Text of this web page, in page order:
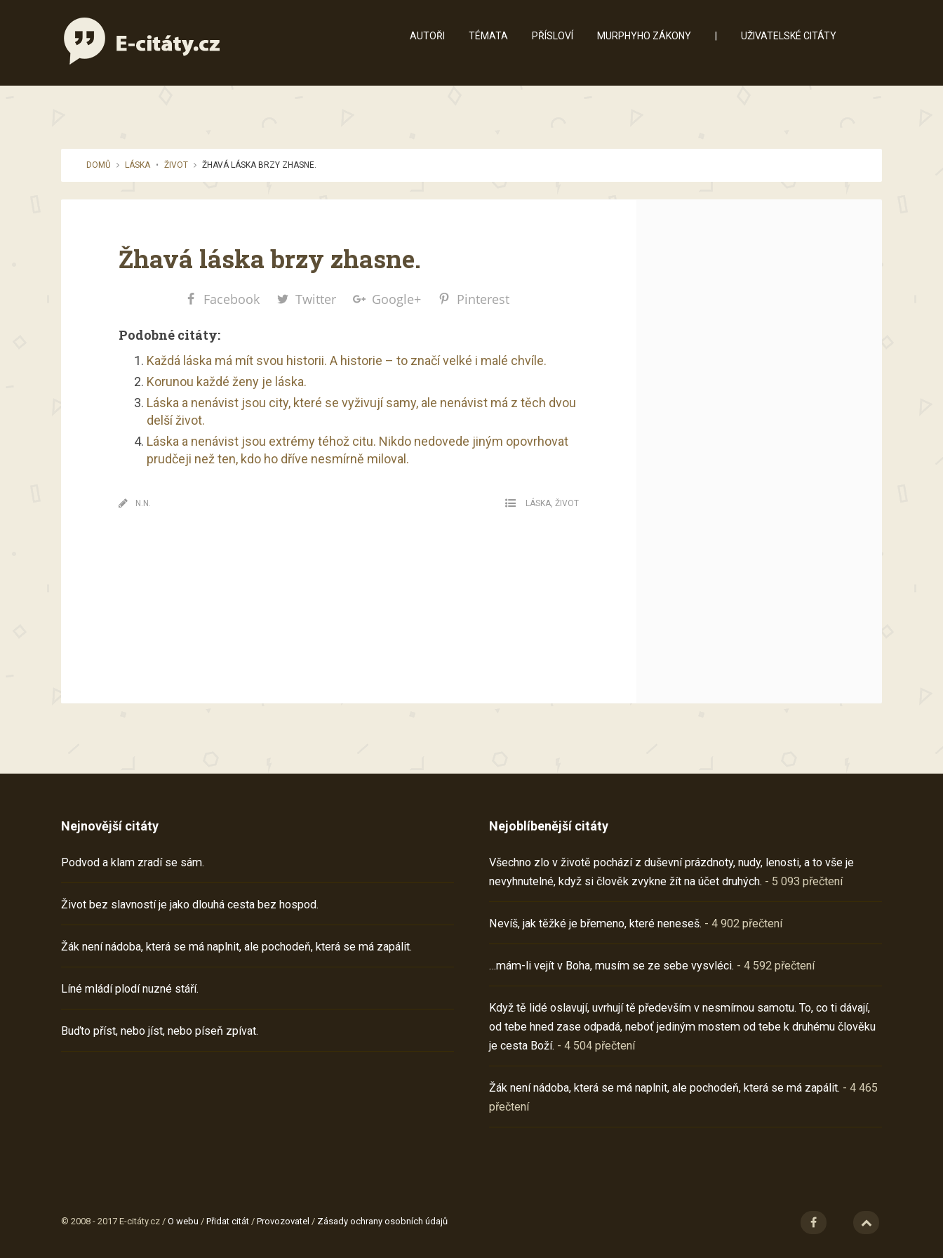
AUTOŘI TÉMATA PŘÍSLOVÍ MURPHYHO ZÁKONY UŽIVATELSKÉ CITÁTY
DOMŮ LÁSKA • ŽIVOT ŽHAVÁ LÁSKA BRZY ZHASNE.
Žhavá láska brzy zhasne.
Facebook Twitter Google+ Pinterest
Podobné citáty:
Každá láska má mít svou historii. A historie – to značí velké i malé chvíle.
Korunou každé ženy je láska.
Láska a nenávist jsou city, které se vyživují samy, ale nenávist má z těch dvou
delší život.
Láska a nenávist jsou extrémy téhož citu. Nikdo nedovede jiným opovrhovat
prudčeji než ten, kdo ho dříve nesmírně miloval.
N.N. LÁSKA, ŽIVOT
Nejnovější citáty
Podvod a klam zradí se sám.
Život bez slavností je jako dlouhá cesta bez hospod.
Žák není nádoba, která se má naplnit, ale pochodeň, která se má zapálit.
Líné mládí plodí nuzné stáří.
Buďto příst, nebo jíst, nebo píseň zpívat.
Nejoblíbenější citáty
Všechno zlo v životě pochází z duševní prázdnoty, nudy, lenosti, a to vše je
nevyhnutelné, když si člověk zvykne žít na účet druhých. - 5 093 přečtení
Nevíš, jak těžké je břemeno, které neneseš. - 4 902 přečtení
…mám-li vejít v Boha, musím se ze sebe vysvléci. - 4 592 přečtení
Když tě lidé oslavují, uvrhují tě především v nesmírnou samotu. To, co ti dávají,
od tebe hned zase odpadá, neboť jediným mostem od tebe k druhému člověku
je cesta Boží. - 4 504 přečtení
Žák není nádoba, která se má naplnit, ale pochodeň, která se má zapálit. - 4 465
přečtení
© 2008 - 2017 E-citáty.cz / O webu / Přidat citát / Provozovatel / Zásady ochrany osobních údajů